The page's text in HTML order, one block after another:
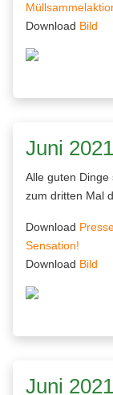
Download Bild
Juni 2021
Alle guten
zum dritten Mal
Download
Sensation!
Download Bild
Juni 2021